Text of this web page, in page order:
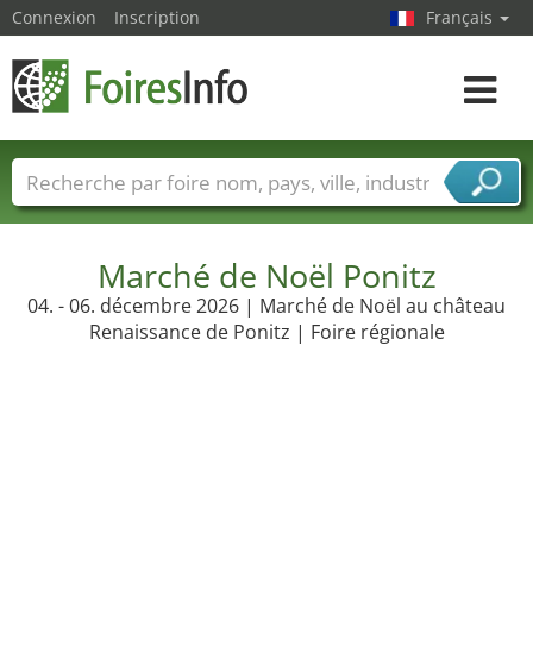
Marché de Noël Ponitz
04. - 06. décembre 2026 | Marché de Noël au château
Renaissance de Ponitz | Foire régionale
Connexion Inscription Français
Toggle
Foire noms Pays Villes
Secteurs de foire